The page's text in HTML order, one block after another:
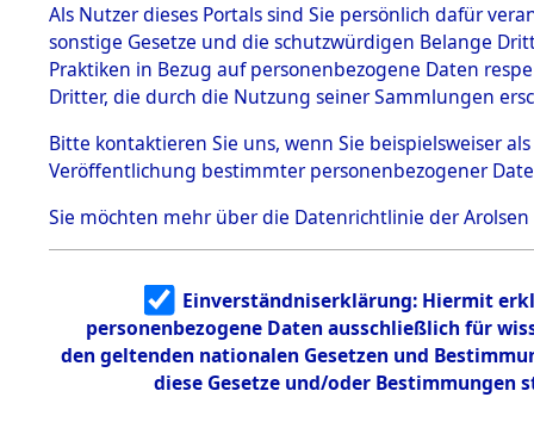
1.2.9.1
Effekten aus
dem KZ
Dachau
Effekten aus
dem KZ
Dachau,
Landesentsch
ädigungsamt
Effekten aus
dem KZ
Neuengamm
e
1.2.9.4
Effekten nicht
DOKUMENTE
Als Nutzer dieses Portals sind Sie persönlich dafür
sonstige Gesetze und die schutzwürdigen Belange
Praktiken in Bezug auf personenbezogene Daten
Dritter, die durch die Nutzung seiner Sammlungen
Bitte kontaktieren Sie uns, wenn Sie beispielsweiser
Veröffentlichung bestimmter personenbezogener
Sie möchten mehr über die Datenrichtlinie der Arolsen
Einverständniserklärung: Hiermit
personenbezogene Daten ausschließlich für
den geltenden nationalen Gesetzen und
diese Gesetze und/oder Bestimmungen